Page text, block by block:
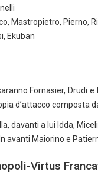
Mastropietro, Pierno,
Ekuban
Fornasier, Drudi
d’attacco composta
davanti a lui Idda,
avanti Maiorino e
Virtus